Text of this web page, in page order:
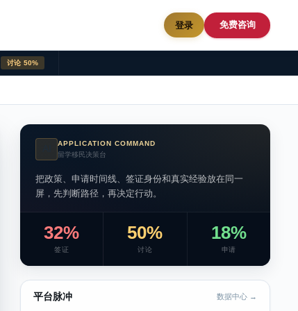
登录 免费咨询
讨论 50%
APPLICATION COMMAND
留学移民决策台
把政策、申请时间线、签证身份和真实经验放在同一
屏，先判断路径，再决定行动。
32%
签证
50%
讨论
18%
申请
平台脉冲 数据中心 →